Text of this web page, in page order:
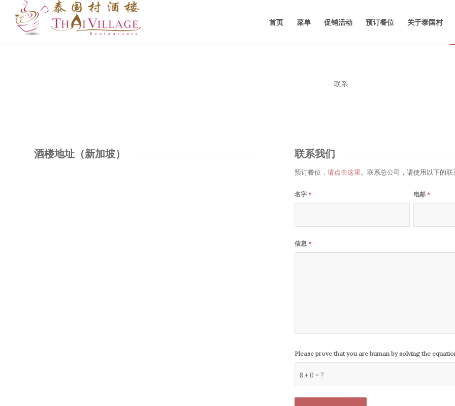
首页 菜单 促销活动 预订餐位 关于泰国村
联系
酒楼地址（新加坡） 联系我们
预订餐位，请点击这里。联系总公司，请使用以下的联
名字* 电邮*
信息*
8 + 0 = ?
Please prove that you are human by solving the